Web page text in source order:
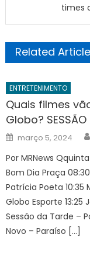
times
Related
ENTRETENIMENTO
Quais filmes
Globo? SESSÃO
Posted
on
março 5, 2024
Por MRNews
Bom Dia Praça
Patrícia Poeta 10:35
Globo Esporte 13:25
Sessão da Tarde –
Novo – Paraíso […]